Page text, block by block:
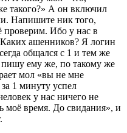
такого?» А он включил
Напишите ник того,
проверим. Ибо у нас в
ашенников? Я логин
общался с 1 и тем же
пишу ему же, по такому же
мол «вы не мне
1 минуту успел
у нас ничего не
моё время. До свидания», и